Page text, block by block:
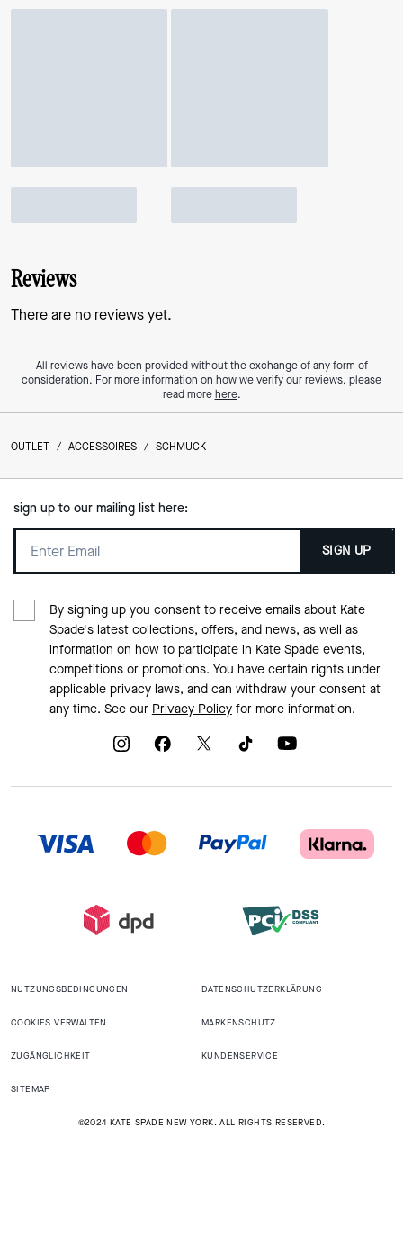
Reviews
There are no reviews yet.
All reviews have been provided without the exchange of any form of
consideration. For more information on how we verify our reviews, please
read morehere.
OUTLET / ACCESSOIRES / SCHMUCK
sign up to our mailing list here:
SIGN UP
By signing up you consent to receive emails about Kate
Spade's latest collections, offers, and news, as well as
information on how to participate in Kate Spade events,
competitions or promotions. You have certain rights under
applicable privacy laws, and can withdraw your consent at
any time. See our Privacy Policyfor more information.
NUTZUNGSBEDINGUNGEN DATENSCHUTZERKLÄRUNG
COOKIES VERWALTEN MARKENSCHUTZ
ZUGÄNGLICHKEIT KUNDENSERVICE
SITEMAP
©2024 KATE SPADE NEW YORK. ALL RIGHTS RESERVED.